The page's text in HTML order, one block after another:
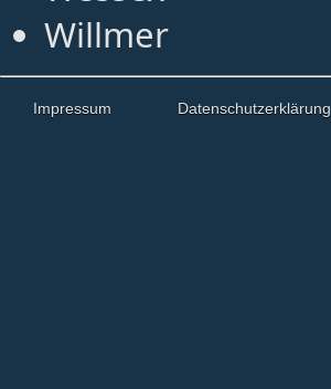
Willmer
Impressum Datenschutzerklärung